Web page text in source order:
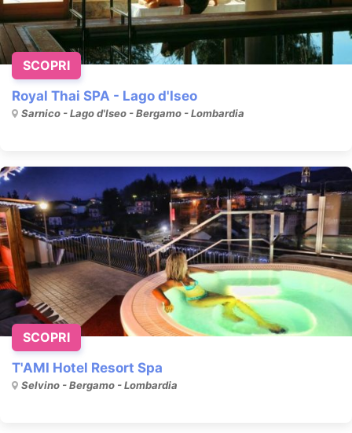
Royal Thai SPA - Lago d'Iseo
Sarnico - Lago d'Iseo - Bergamo - Lombardia
SCOPRI
T'AMI Hotel Resort Spa
Selvino - Bergamo - Lombardia
SCOPRI